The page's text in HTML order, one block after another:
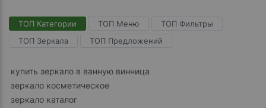
ТОП Категории ТОП Меню
ТОП Фильтры
ТОП Зеркала
ТОП Предложений
купить зеркало в ванную винница
зеркало косметическое
зеркало каталог